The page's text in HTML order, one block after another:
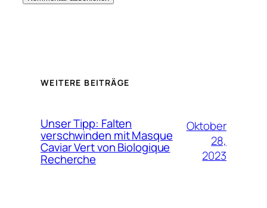
WEITERE BEITRÄGE
Unser Tipp: Falten
verschwinden mit Masque
Caviar Vert von Biologique
Recherche
Oktober
28,
2023